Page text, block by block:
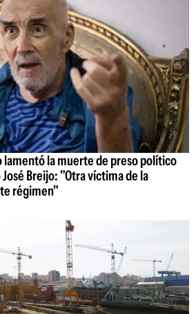
lamentó la muerte de preso político
Breijo: "Otra víctima de la
régimen"